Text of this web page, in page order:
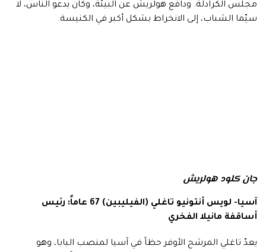
مجلس الكرادلة. ودافع هولريش عن البيئة، وكان يدعو الناس، لا
سيّما الشباب، إلى الانخراط بشكل أكبر في الكنيسة.
جان كلود هولريش
آسيا- لويس أنتونيو تاغلي (الفيليبين) 67 عاماً: رئيس
أساقفة مانيلا الفخري
يعدّ تاغلي المرشح الأوفر حظاً في آسيا لمنصب البابا، وهو